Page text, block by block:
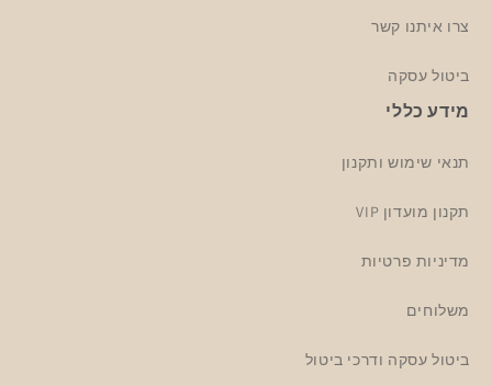
צרו איתנו קשר
ביטול עסקה
מידע כללי
תנאי שימוש ותקנון
תקנון מועדון VIP
מדיניות פרטיות
משלוחים
ביטול עסקה ודרכי ביטול